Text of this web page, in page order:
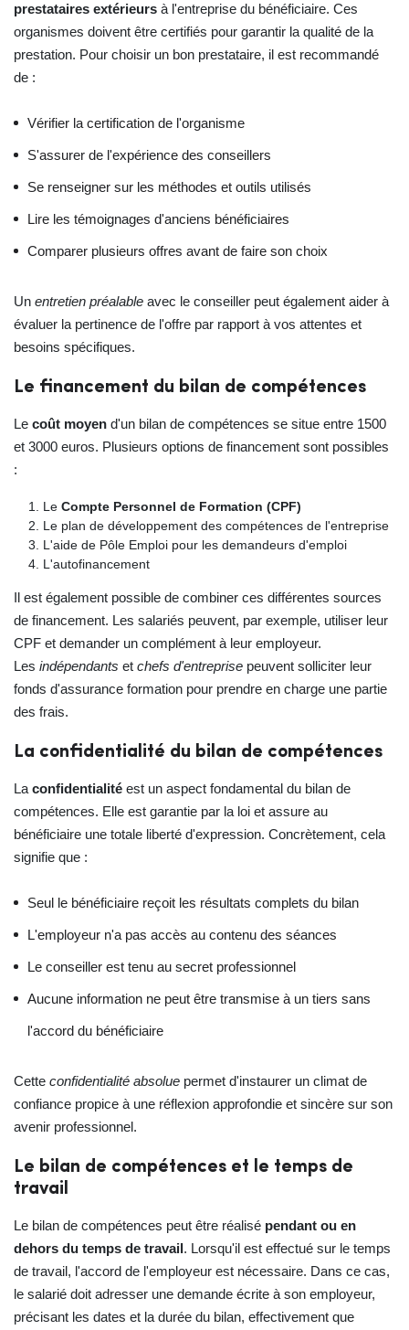
prestataires extérieurs à l'entreprise du bénéficiaire. Ces
organismes doivent être certifiés pour garantir la qualité de la
prestation. Pour choisir un bon prestataire, il est recommandé
de :
Vérifier la certification de l'organisme
S'assurer de l'expérience des conseillers
Se renseigner sur les méthodes et outils utilisés
Lire les témoignages d'anciens bénéficiaires
Comparer plusieurs offres avant de faire son choix
Un entretien préalable avec le conseiller peut également aider à
évaluer la pertinence de l'offre par rapport à vos attentes et
besoins spécifiques.
Le financement du bilan de compétences
Le coût moyen d'un bilan de compétences se situe entre 1500
et 3000 euros. Plusieurs options de financement sont possibles
:
Le Compte Personnel de Formation (CPF)
Le plan de développement des compétences de l'entreprise
L'aide de Pôle Emploi pour les demandeurs d'emploi
L'autofinancement
Il est également possible de combiner ces différentes sources
de financement. Les salariés peuvent, par exemple, utiliser leur
CPF et demander un complément à leur employeur.
Les indépendants et chefs d'entreprise peuvent solliciter leur
fonds d'assurance formation pour prendre en charge une partie
des frais.
La confidentialité du bilan de compétences
La confidentialité est un aspect fondamental du bilan de
compétences. Elle est garantie par la loi et assure au
bénéficiaire une totale liberté d'expression. Concrètement, cela
signifie que :
Seul le bénéficiaire reçoit les résultats complets du bilan
L'employeur n'a pas accès au contenu des séances
Le conseiller est tenu au secret professionnel
Aucune information ne peut être transmise à un tiers sans
l'accord du bénéficiaire
Cette confidentialité absolue permet d'instaurer un climat de
confiance propice à une réflexion approfondie et sincère sur son
avenir professionnel.
Le bilan de compétences et le temps de
travail
Le bilan de compétences peut être réalisé pendant ou en
dehors du temps de travail. Lorsqu'il est effectué sur le temps
de travail, l'accord de l'employeur est nécessaire. Dans ce cas,
le salarié doit adresser une demande écrite à son employeur,
précisant les dates et la durée du bilan, effectivement que